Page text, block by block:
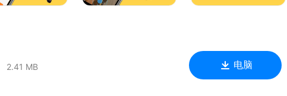
2.41 MB 电脑